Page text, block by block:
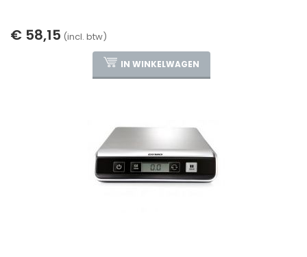
€ 58,15 (incl. btw)
IN WINKELWAGEN